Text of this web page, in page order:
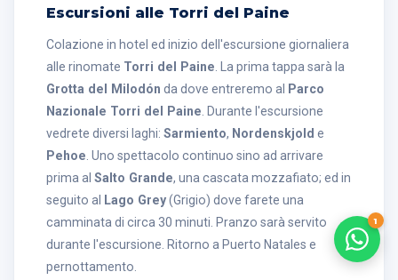
Escursioni alle Torri del Paine
Colazione in hotel ed inizio dell'escursione giornaliera
alle rinomate Torri del Paine . La prima tappa sarà la
Grotta del Milodón da dove entreremo al
Parco
Nazionale Torri del Paine . Durante l'escursione
vedrete diversi laghi: Sarmiento, Nordenskjold e
Pehoe . Uno spettacolo continuo sino ad arrivare
prima al Salto Grande, una cascata mozzafiato; ed in
seguito al
Lago Grey(Grigio) dove farete una
camminata di circa 30 minuti. Pranzo sarà servito
durante l'escursione. Ritorno a Puerto Natales e
pernottamento.
1